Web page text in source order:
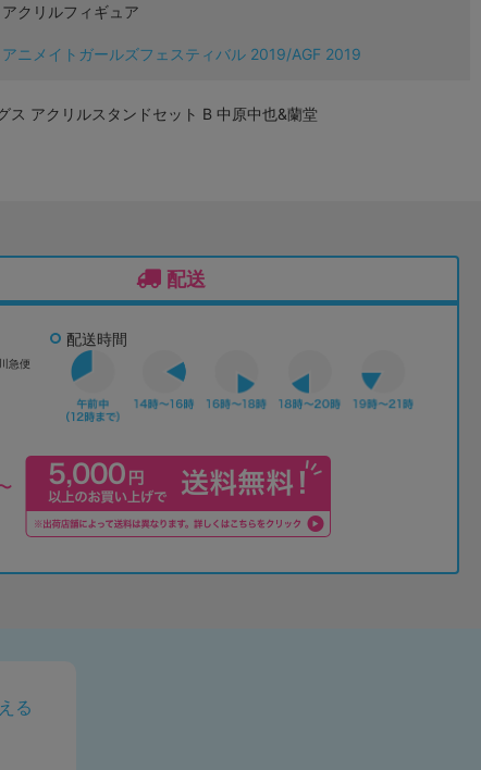
アクリルフィギュア
アニメイトガールズフェスティバル 2019/AGF 2019
ス アクリルスタンドセット B 中原中也&蘭堂
配送
急便
配送時間
る